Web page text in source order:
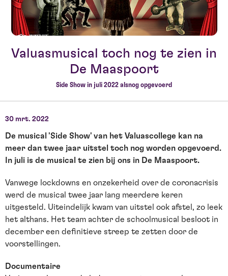
Valuasmusical toch nog te zien in
De Maaspoort
Side Show in juli 2022 alsnog opgevoerd
30 mrt. 2022
De musical 'Side Show' van het Valuascollege kan na
meer dan twee jaar uitstel toch nog worden opgevoerd.
In juli is de musical te zien bij ons in De Maaspoort.
Vanwege lockdowns en onzekerheid over de coronacrisis
werd de musical twee jaar lang meerdere keren
uitgesteld. Uiteindelijk kwam van uitstel ook afstel, zo leek
het althans. Het team achter de schoolmusical besloot in
december een definitieve streep te zetten door de
voorstellingen.
Documentaire